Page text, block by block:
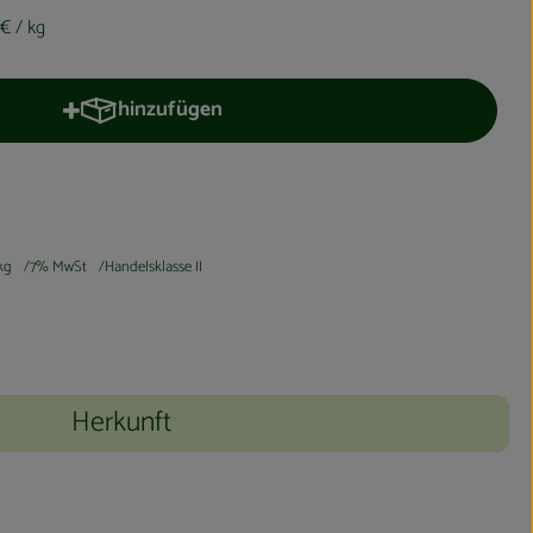
/ kg
hinzufügen
Produkt zum Warenkorb hinzufügen
7% MwSt Handelsklasse II
Herkunft